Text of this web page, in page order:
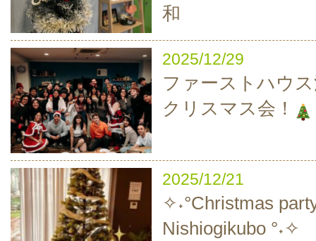
和
2025/12/29
ファーストハウ
クリスマス会！
2025/12/21
✧˖°Christmas
Nishiogikubo °˖✧